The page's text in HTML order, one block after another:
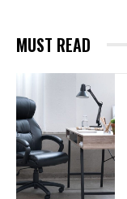
MUST READ